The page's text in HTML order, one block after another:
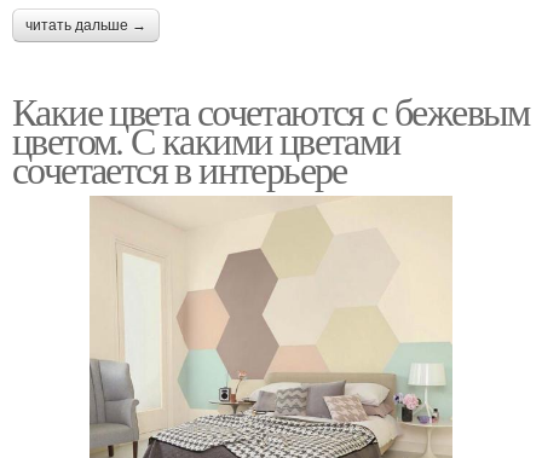
читать дальше →
Какие цвета сочетаются с бежевым
цветом. С какими цветами
сочетается в интерьере